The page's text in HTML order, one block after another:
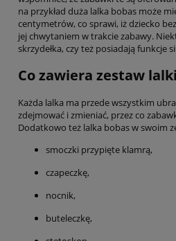
na przykład duża lalka bobas może
centymetrów, co sprawi, iż dziecko
jej chwytaniem w trakcie zabawy.
skrzydełka, czy też posiadają funkcje
Co zawiera zestaw
Każda lalka ma przede wszystkim
zdejmować i zmieniać, przez co
Dodatkowo też lalka bobas w swoim
smoczki przypięte klamrą,
czapeczkę,
nocnik,
buteleczkę,